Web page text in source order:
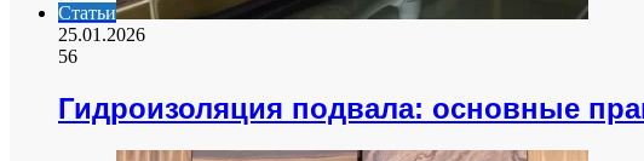
Статьи
25.01.2026
56
Гидроизоляция подвала: основные